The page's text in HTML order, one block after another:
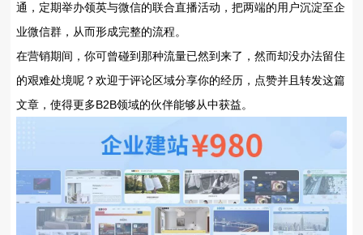
通，定期举办领英与微信的联合直播活动，把两端的用户沉淀至企
业微信群，从而形成完整的流程。
在营销期间，你可曾碰到那种流量已然到来了，然而却没办法留住
的艰难处境呢？欢迎于评论区域分享你的经历，点赞并且转发这篇
文章，使得更多B2B领域的伙伴能够从中获益。